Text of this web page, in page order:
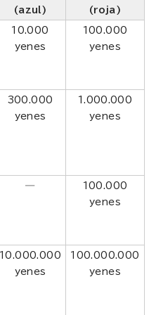
(azul)
(roja)
10.000
yenes
100.000
yenes
300.000
yenes
1.000.000
yenes
―
100.000
yenes
10.000.000
yenes
100.000.000
yenes